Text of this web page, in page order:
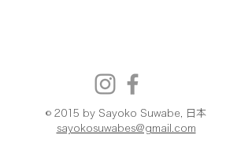
© 2015 by Sayoko Suwabe, 日本
sayokosuwabes@gmail.com